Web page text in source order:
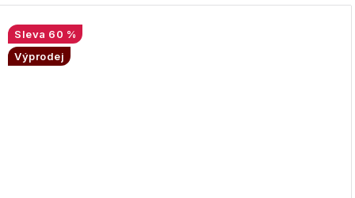
60 %
Výprodej